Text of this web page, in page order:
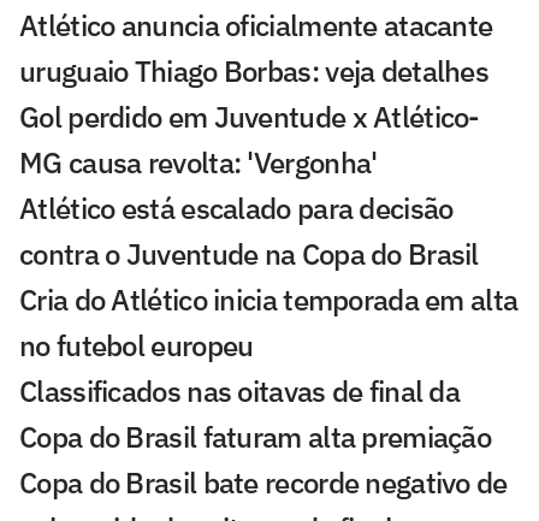
Atlético anuncia oficialmente atacante
uruguaio Thiago Borbas: veja detalhes
Gol perdido em Juventude x Atlético-
MG causa revolta: 'Vergonha'
Atlético está escalado para decisão
contra o Juventude na Copa do Brasil
Cria do Atlético inicia temporada em alta
no futebol europeu
Classificados nas oitavas de final da
Copa do Brasil faturam alta premiação
Copa do Brasil bate recorde negativo de